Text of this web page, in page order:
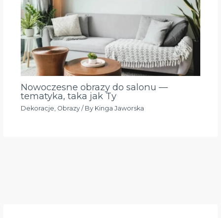
Nowoczesne obrazy do salonu —
tematyka, taka jak Ty
Dekoracje, Obrazy/ By Kinga Jaworska